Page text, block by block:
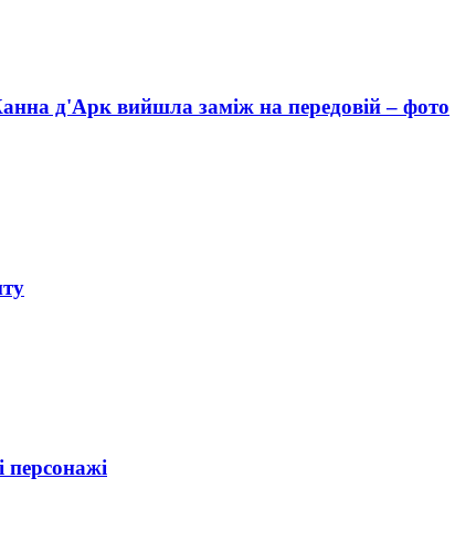
д'Арк вийшла заміж на передовій – фото
персонажі